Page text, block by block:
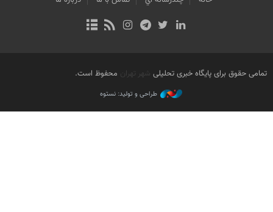
تمامی حقوق برای پایگاه خبری تحلیلی شهر تهران محفوظ است.
طراحی و تولید: نستوه